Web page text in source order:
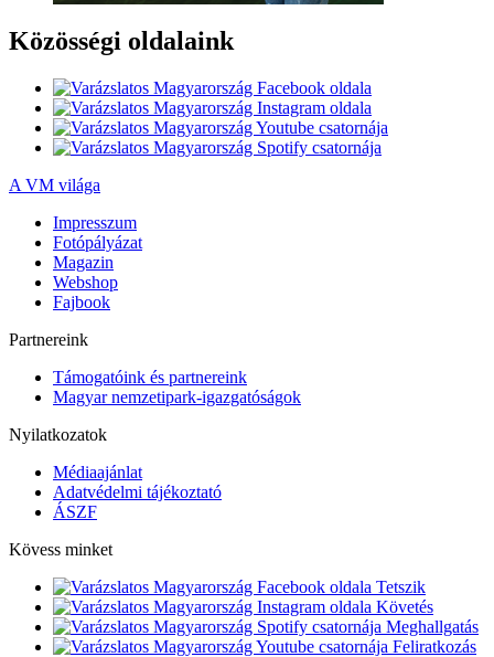
Közösségi oldalaink
A VM világa
Impresszum
Fotópályázat
Magazin
Webshop
Fajbook
Partnereink
Támogatóink és partnereink
Magyar nemzetipark-igazgatóságok
Nyilatkozatok
Médiaajánlat
Adatvédelmi tájékoztató
ÁSZF
Kövess minket
Tetszik
Követés
Meghallgatás
Feliratkozás